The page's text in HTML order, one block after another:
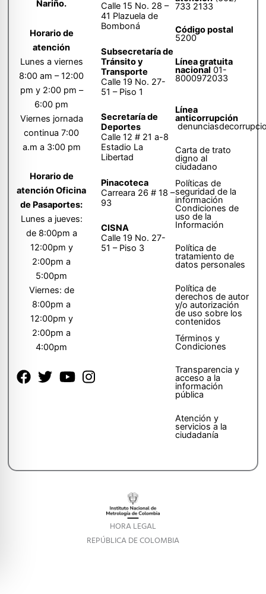
Nariño.
Horario de
atención
Lunes a viernes
8:00 am – 12:00
pm y 2:00 pm –
6:00 pm
Viernes jornada
continua 7:00
a.m a 3:00 pm
Horario de
atención Oficina
de Pasaportes:
Lunes a jueves:
de 8:00pm a
12:00pm y
2:00pm a
5:00pm
Viernes: de
8:00pm a
12:00pm y
2:00pm a
4:00pm
Calle 15 No. 28 –
41 Plazuela de
Bomboná
Subsecretaría de
Tránsito y
Transporte
Calle 19 No. 27-
51 – Piso 1
Secretaría de
Deportes
Calle 12 # 21 a-8
Estadio La
Libertad
Pinacoteca
Carreara 26 # 18 –
93
CISNA
Calle 19 No. 27-
51 – Piso 3
733 2133
Código postal
5200
Línea gratuita
nacional 01-
8000972033
Línea
anticorrupción
Carta de trato
digno al
ciudadano
Políticas de
seguridad de la
información
Condiciones de
uso de la
Información
Política de
tratamiento de
datos personales
Política de
derechos de autor
y/o autorización
de uso sobre los
contenidos
Términos y
Condiciones
Transparencia y
acceso a la
información
pública
Atención y
servicios a la
ciudadanía
HORA LEGAL
REPÚBLICA DE COLOMBIA